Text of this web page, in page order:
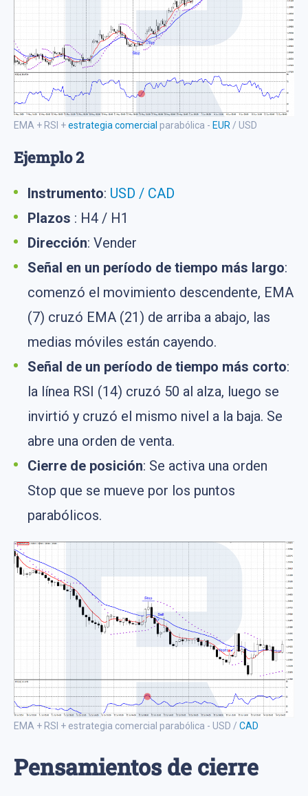
EMA + RSI +estrategia comercial parabólica - EUR / USD
Ejemplo 2
Instrumento: USD / CAD
Plazos : H4 / H1
Dirección: Vender
Señal en un período de tiempo más largo:
comenzó el movimiento descendente, EMA
(7) cruzó EMA (21) de arriba a abajo, las
medias móviles están cayendo.
Señal de un período de tiempo más corto:
la línea RSI (14) cruzó 50 al alza, luego se
invirtió y cruzó el mismo nivel a la baja. Se
abre una orden de venta.
Cierre de posición: Se activa una orden
Stop que se mueve por los puntos
parabólicos.
EMA + RSI + estrategia comercial parabólica - USD / CAD
Pensamientos de cierre